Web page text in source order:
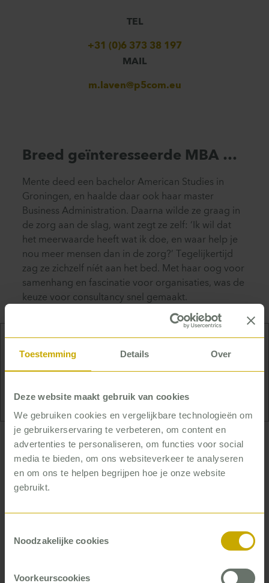
Toestemming Details Over
Deze website maakt gebruik van cookies
We gebruiken cookies en vergelijkbare technologieën om
je gebruikerservaring te verbeteren, om content en
advertenties te personaliseren, om functies voor social
media te bieden, om ons websiteverkeer te analyseren
en om ons te helpen begrijpen hoe je onze website
gebruikt.
Noodzakelijke cookies
Voorkeurscookies
TEL
+31 (0)6 373 38 197
MAIL
m.laven@p5com.eu
Breed geïnteresseerde MBA …
Mente deed een bachelor American Studies in
Groningen, en haalde daar ook haar master
Business Administration. Daarna wilde ze graag in
de zorg aan de slag, want zegt ze zelf: ‘Ik wil dat
het meerwaarde heeft wat ik doe, en waar help je
nou meer mensen dan in de zorg?’ Tegelijkertijd
zag ze zichzelf níét aan het bed. Met haar oog voor
samenhang en fascinatie voor organisaties, was de
keuze voor consultancy snel gemaakt.
Koken! Dat is Mentes grootste hobby. Het liefst
staat ze de hele dag – of hele dagen – in de keuken.
… die zorgorganisaties helpt
tastbaar resultaat te boeken
Mente is sterk in projectmatig denken en werken,
data. Ze is van het meedenken en het meedoen, en
heeft oog voor inhoud én relaties. Het liefst brengt
te laten landen. ‘Tastbare oplossingen voor